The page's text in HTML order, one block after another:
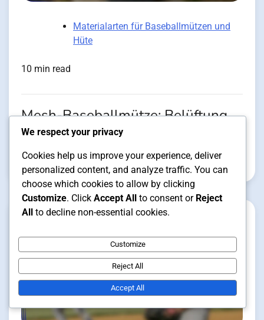
Materialarten für Baseballmützen und
Hüte
10 min read
Mesh-Baseballmütze: Belüftung,
leicht, Sommerstil
Max Müller 16/01/2026
We respect your privacy
Cookies help us improve your experience, deliver
personalized content, and analyze traffic. You can
choose which cookies to allow by clicking
Customize. Click Accept All to consent or Reject
All to decline non-essential cookies.
Customize
Reject All
Accept All